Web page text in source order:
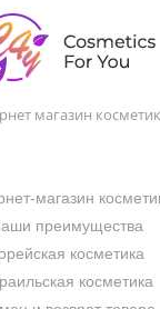
магазин
магазин
преимущества
косметика
косметика